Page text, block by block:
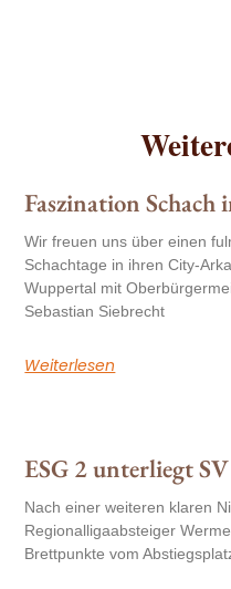
Faszination
Wir freuen uns über einen
Schachtage in ihren City-
Wuppertal mit
Sebastian Siebrecht
Weiterlesen
ESG 2 unterliegt
Nach einer weiteren klaren
Regionalligaabsteiger
Brettpunkte vom